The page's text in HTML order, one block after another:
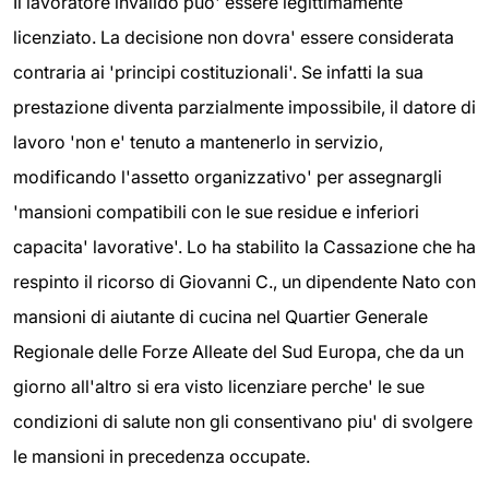
licenziato. La decisione non dovra' essere considerata
contraria ai 'principi costituzionali'. Se infatti la sua
prestazione diventa parzialmente impossibile, il datore di
lavoro 'non e' tenuto a mantenerlo in servizio,
modificando l'assetto organizzativo' per assegnargli
'mansioni compatibili con le sue residue e inferiori
capacita' lavorative'. Lo ha stabilito la Cassazione che ha
respinto il ricorso di Giovanni C., un dipendente Nato con
mansioni di aiutante di cucina nel Quartier Generale
Regionale delle Forze Alleate del Sud Europa, che da un
giorno all'altro si era visto licenziare perche' le sue
condizioni di salute non gli consentivano piu' di svolgere
le mansioni in precedenza occupate.